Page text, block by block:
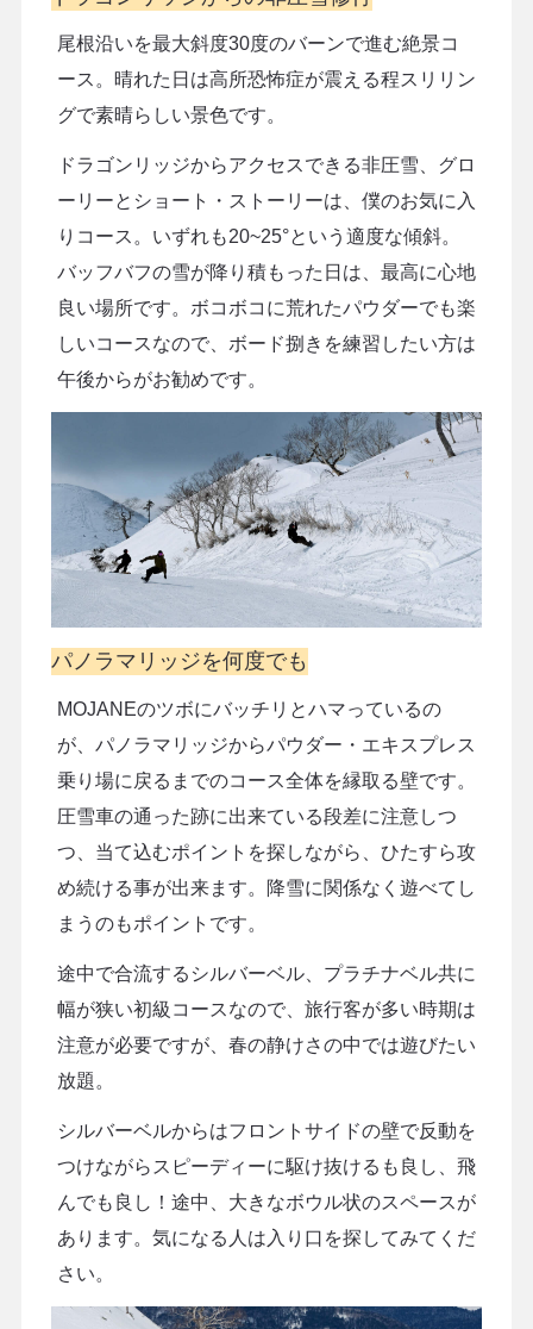
尾根沿いを最大斜度30度のバーンで進む絶景コ
ース。晴れた日は高所恐怖症が震える程スリリン
グで素晴らしい景色です。
ドラゴンリッジからアクセスできる非圧雪、グロ
ーリーとショート・ストーリーは、僕のお気に入
りコース。いずれも20~25°という適度な傾斜。
バッフバフの雪が降り積もった日は、最高に心地
良い場所です。ボコボコに荒れたパウダーでも楽
しいコースなので、ボード捌きを練習したい方は
午後からがお勧めです。
パノラマリッジを何度でも
MOJANEのツボにバッチリとハマっているの
が、パノラマリッジからパウダー・エキスプレス
乗り場に戻るまでのコース全体を縁取る壁です。
圧雪車の通った跡に出来ている段差に注意しつ
つ、当て込むポイントを探しながら、ひたすら攻
め続ける事が出来ます。降雪に関係なく遊べてし
まうのもポイントです。
途中で合流するシルバーベル、プラチナベル共に
幅が狭い初級コースなので、旅行客が多い時期は
注意が必要ですが、春の静けさの中では遊びたい
放題。
シルバーベルからはフロントサイドの壁で反動を
つけながらスピーディーに駆け抜けるも良し、飛
んでも良し！途中、大きなボウル状のスペースが
あります。気になる人は入り口を探してみてくだ
さい。